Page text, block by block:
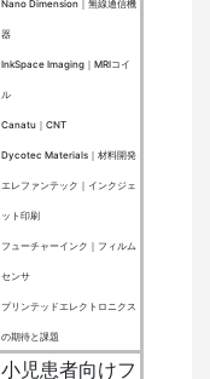
Nano Dimension｜無線通信機
器
InkSpace Imaging｜MRIコイ
ル
Canatu｜CNT
Dycotec Materials｜材料開発
エレファンテック｜インクジェ
ット印刷
フューチャーインク｜フィルム
センサ
プリンテッドエレクトロニクス
の期待と課題
小児患者向けフ